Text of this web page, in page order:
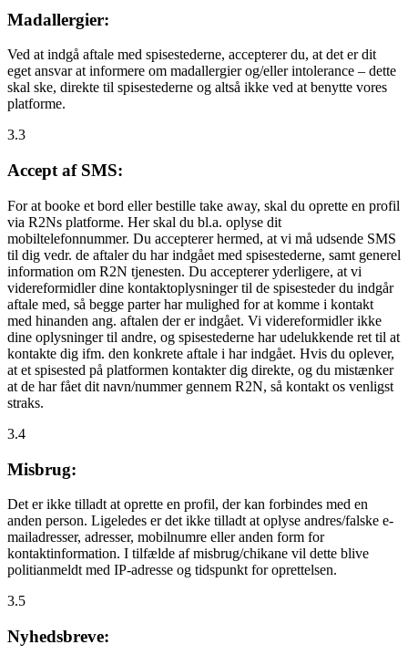
Madallergier:
Ved at indgå aftale med spisestederne, accepterer du, at det er dit
eget ansvar at informere om madallergier og/eller intolerance – dette
skal ske, direkte til spisestederne og altså ikke ved at benytte vores
platforme.
3.3
Accept af SMS:
For at booke et bord eller bestille take away, skal du oprette en profil
via R2Ns platforme. Her skal du bl.a. oplyse dit
mobiltelefonnummer. Du accepterer hermed, at vi må udsende SMS
til dig vedr. de aftaler du har indgået med spisestederne, samt generel
information om R2N tjenesten. Du accepterer yderligere, at vi
videreformidler dine kontaktoplysninger til de spisesteder du indgår
aftale med, så begge parter har mulighed for at komme i kontakt
med hinanden ang. aftalen der er indgået. Vi videreformidler ikke
dine oplysninger til andre, og spisestederne har udelukkende ret til at
kontakte dig ifm. den konkrete aftale i har indgået. Hvis du oplever,
at et spisested på platformen kontakter dig direkte, og du mistænker
at de har fået dit navn/nummer gennem R2N, så kontakt os venligst
straks.
3.4
Misbrug:
Det er ikke tilladt at oprette en profil, der kan forbindes med en
anden person. Ligeledes er det ikke tilladt at oplyse andres/falske e-
mailadresser, adresser, mobilnumre eller anden form for
kontaktinformation. I tilfælde af misbrug/chikane vil dette blive
politianmeldt med IP-adresse og tidspunkt for oprettelsen.
3.5
Nyhedsbreve: